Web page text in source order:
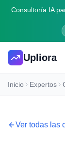
Consultoría IA
Upliora
Inicio Expertos
Ver todas las